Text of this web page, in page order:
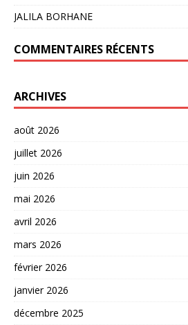
JALILA BORHANE
COMMENTAIRES RÉCENTS
ARCHIVES
août 2026
juillet 2026
juin 2026
mai 2026
avril 2026
mars 2026
février 2026
janvier 2026
décembre 2025